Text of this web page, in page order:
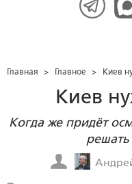
Главная > Главное > Киев
Киев
Когда же придёт